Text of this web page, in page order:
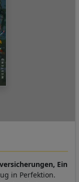
Ein
in Perfektion.